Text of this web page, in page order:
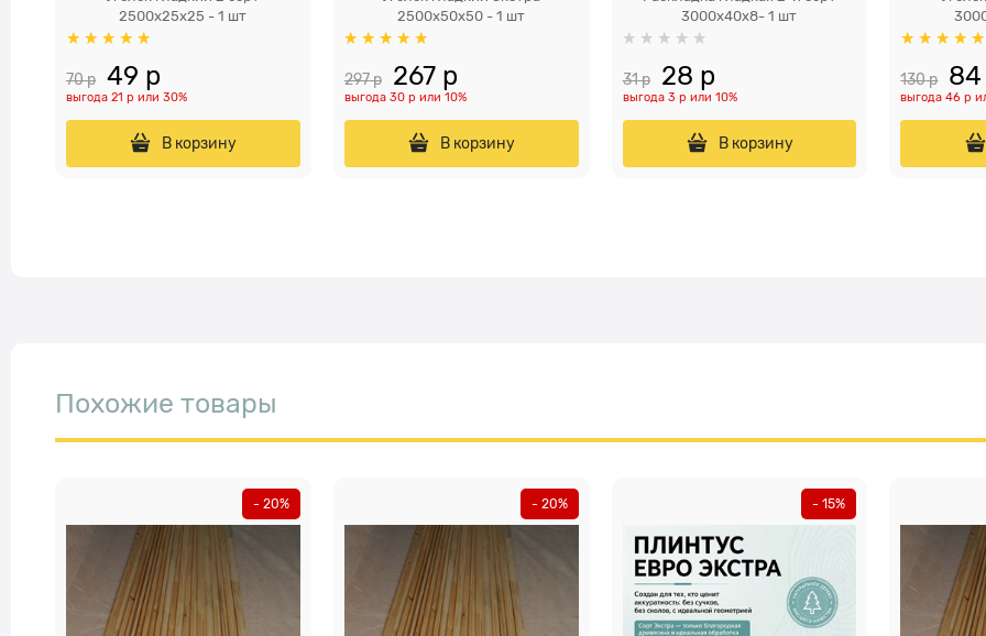
2500x25x25 - 1 шт
70 р 49 р
выгода 21 р или 30%
В корзину
2500x50x50 - 1 шт
297 р 267 р
выгода 30 р или 10%
В корзину
3000x40x8- 1 шт
31 р 28 р
выгода 3 р или 10%
В корзину
130 р 84
выгода46 р
Похожие товары
- 20% - 20% - 15%